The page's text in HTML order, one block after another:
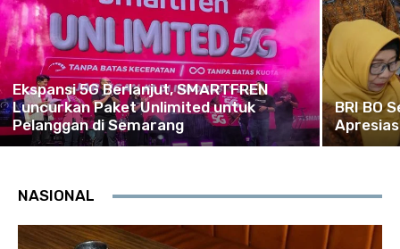
Ekspansi 5G Berlanjut, SMARTFREN
Luncurkan Paket Unlimited untuk
Pelanggan di Semarang
BRI BO
NASIONAL